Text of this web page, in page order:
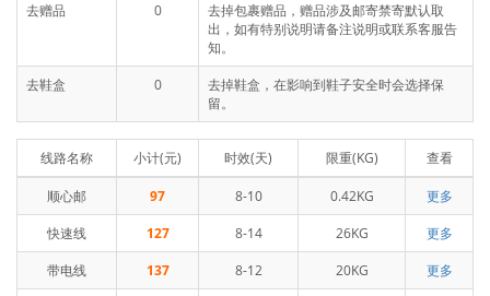
去赠品
0
去掉包裹赠品，赠品涉及邮寄禁寄默认取
出，如有特别说明请备注说明或联系客服告
知。
去鞋盒
0
去掉鞋盒，在影响到鞋子安全时会选择保
留。
线路名称 小计(元) 时效(天) 限重(KG) 查看
顺心邮 97 8-10 0.42KG
更多
快速线
127 8-14 26KG
更多
带电线
137 8-12 20KG
更多